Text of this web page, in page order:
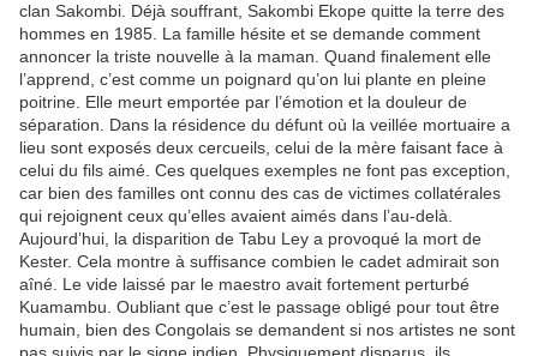
clan Sakombi. Déjà souffrant, Sakombi Ekope quitte la terre des
hommes en 1985. La famille hésite et se demande comment
annoncer la triste nouvelle à la maman. Quand finalement elle
l’apprend, c’est comme un poignard qu’on lui plante en pleine
poitrine. Elle meurt emportée par l’émotion et la douleur de
séparation. Dans la résidence du défunt où la veillée mortuaire a
lieu sont exposés deux cercueils, celui de la mère faisant face à
celui du fils aimé. Ces quelques exemples ne font pas exception,
car bien des familles ont connu des cas de victimes collatérales
qui rejoignent ceux qu’elles avaient aimés dans l’au-delà.
Aujourd’hui, la disparition de Tabu Ley a provoqué la mort de
Kester. Cela montre à suffisance combien le cadet admirait son
aîné. Le vide laissé par le maestro avait fortement perturbé
Kuamambu. Oubliant que c’est le passage obligé pour tout être
humain, bien des Congolais se demandent si nos artistes ne sont